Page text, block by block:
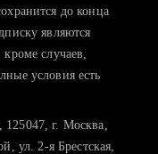
до конца
являются
случаев,
условия есть
г. Москва,
ул. 2-я Брестская,